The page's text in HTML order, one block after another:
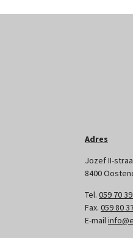
Adres
Jozef II-
8400
Tel. 059 70
Fax. 059 80
E-mail